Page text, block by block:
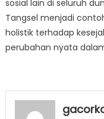
sosial lain di seluruh
Tangsel menjadi
holistik terhadap
perubahan nyata